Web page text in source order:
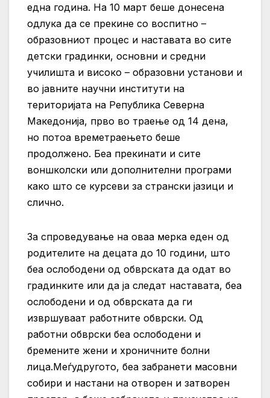
една година. На 10 март беше донесена
одлука да се прекине со воспитно –
образовниот процес и наставата во сите
детски градинки, основни и средни
училишта и високо – образовни установи и
во јавните научни институти на
територијата на Република Северна
Македонија, прво во траење од 14 дена,
но потоа времетраењето беше
продолжено. Беа прекинати и сите
воншколски или дополнителни програми
како што се курсеви за странски јазици и
слично.
За спроведување на оваа мерка еден од
родителите на децата до 10 години, што
беа ослободени од обврската да одат во
градинките или да ја следат наставата, беа
ослободени и од обврската да ги
извршуваат работните обврски. Од
работни обврски беа ослободени и
бремените жени и хроничните болни
лица.Меѓудругото, беа забранети масовни
собири и настани на отворен и затворен